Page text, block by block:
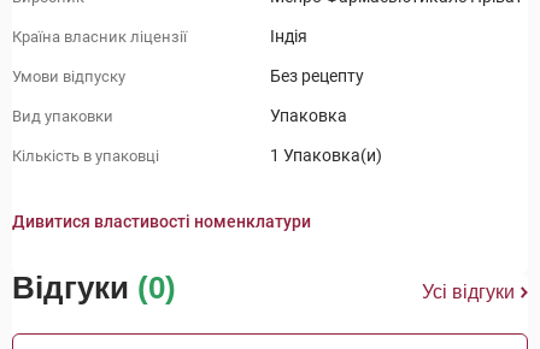
Країна власник ліцензії Індія
Умови відпуску Без рецепту
Вид упаковки Упаковка
Кількість в упаковці 1 Упаковка(и)
Дивитися властивості номенклатури
Відгуки (0) Усі відгуки